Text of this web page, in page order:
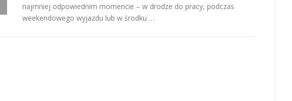
najmniej odpowiednim momencie – w drodze do pracy, podczas
weekendowego wyjazdu lub w środku …